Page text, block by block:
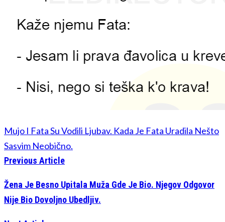
Mujo I Fata Su Vodili Ljubav. Kada Je Fata Uradila Nešto
Sasvim Neobično.
Previous Article
Žena Je Besno Upitala Muža Gde Je Bio. Njegov Odgovor
Nije Bio Dovoljno Ubedljiv.